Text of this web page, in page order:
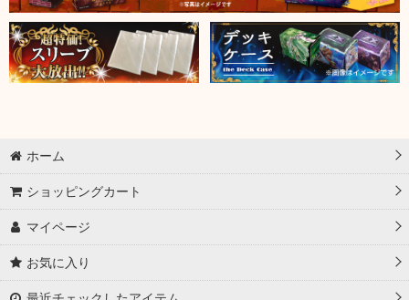
ホーム
ショッピングカート
マイページ
お気に入り